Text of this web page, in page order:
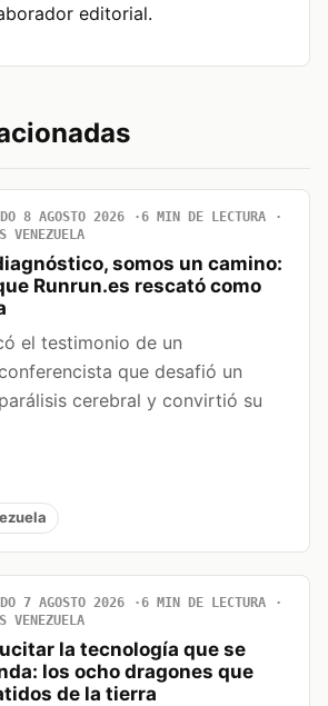
editorial.
8 AGOSTO 2026
6 MIN DE LECTURA
VENEZUELA
somos un camino:
Runrun.es rescató como
el testimonio de un
que desafió un
cerebral y convirtió su
7 AGOSTO 2026
6 MIN DE LECTURA
VENEZUELA
la tecnología que se
los ocho dragones que
de la tierra